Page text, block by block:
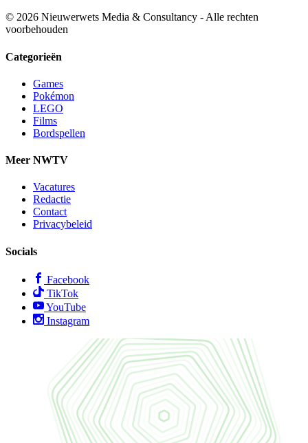
© 2026 Nieuwerwets Media & Consultancy - Alle rechten
voorbehouden
Categorieën
Games
Pokémon
LEGO
Films
Bordspellen
Meer NWTV
Vacatures
Redactie
Contact
Privacybeleid
Socials
Facebook
TikTok
YouTube
Instagram